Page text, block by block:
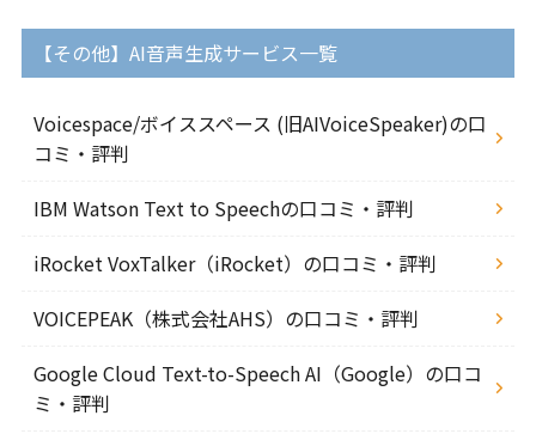
【その他】AI音声生成サービス一覧
Voicespace/ボイススペース (旧AIVoiceSpeaker)の口
コミ・評判
IBM Watson Text to Speechの口コミ・評判
iRocket VoxTalker（iRocket）の口コミ・評判
VOICEPEAK（株式会社AHS）の口コミ・評判
Google Cloud Text-to-Speech AI（Google）の口コ
ミ・評判